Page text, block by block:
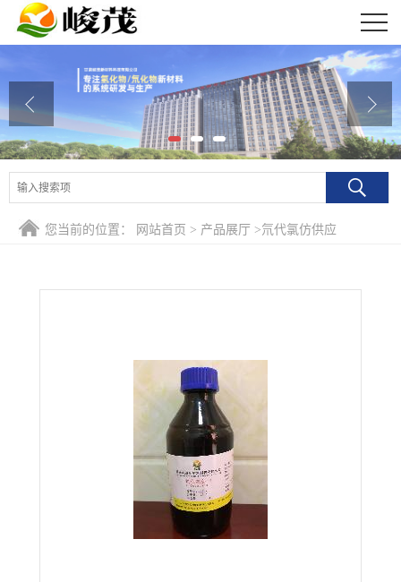
公司介绍
公司动态
产品展厅
证书荣誉
您当前的位置： 网站首页 > 产品展厅 >氘代氯仿供应